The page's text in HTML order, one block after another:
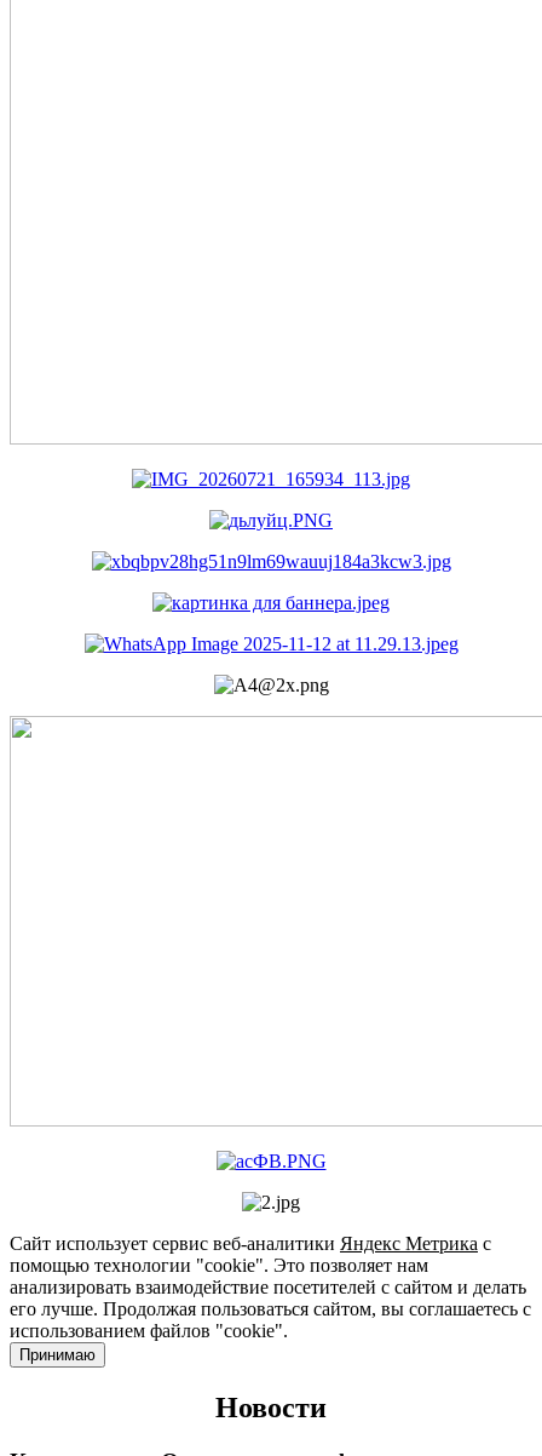
Сайт использует сервис веб-аналитики Яндекс Метрика с
помощью технологии "cookie". Это позволяет нам
анализировать взаимодействие посетителей с сайтом и делать
его лучше. Продолжая пользоваться сайтом, вы соглашаетесь с
использованием файлов "cookie".
Принимаю
Новости